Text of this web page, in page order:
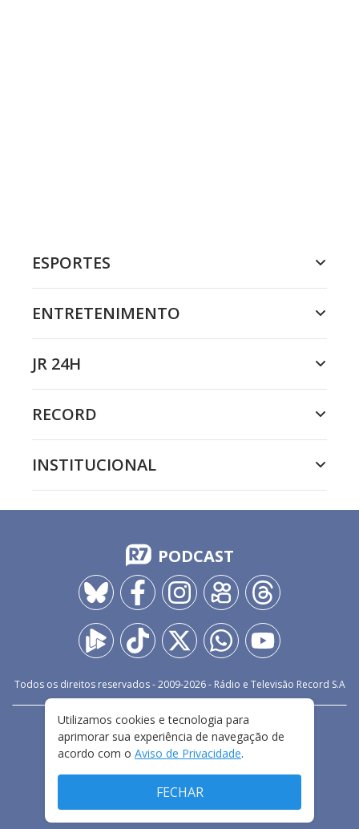
ESPORTES
ENTRETENIMENTO
JR 24H
RECORD
INSTITUCIONAL
PODCAST
Todos os direitos reservados - 2009-2026- Rádio e Televisão Record S.A
FALE CONOSCO
PRIVACIDADE
TERMOS E CONDIÇÕES DE USO
Utilizamos cookies e tecnologia para
aprimorar sua experiência de navegação de
acordo com o Aviso de Privacidade.
FECHAR